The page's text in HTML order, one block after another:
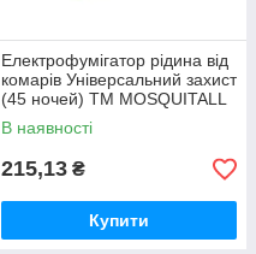
Електрофумiгатор рідина від
комарів Універсальний захист
(45 ночей) ТМ MOSQUITALL
В наявності
215,13 ₴
Купити